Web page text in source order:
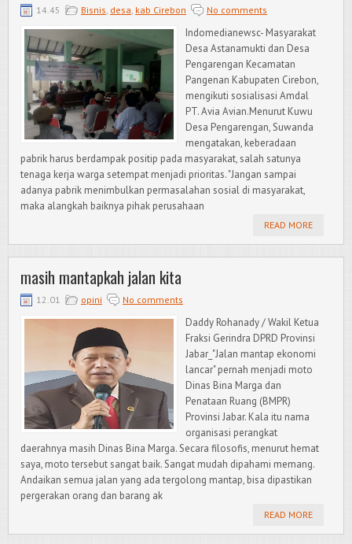
14.45 Bisnis, desa, kab Cirebon No comments
Indomedianewsc- Masyarakat
Desa Astanamukti dan Desa
Pengarengan Kecamatan
Pangenan Kabupaten Cirebon,
mengikuti sosialisasi Amdal
PT. Avia Avian.Menurut Kuwu
Desa Pengarengan, Suwanda
mengatakan, keberadaan
pabrik harus berdampak positip pada masyarakat, salah satunya
tenaga kerja warga setempat menjadi prioritas. "Jangan sampai
adanya pabrik menimbulkan permasalahan sosial di masyarakat,
maka alangkah baiknya pihak perusahaan
READ MORE
masih mantapkah jalan kita
12.01 opini No comments
Daddy Rohanady / Wakil Ketua
Fraksi Gerindra DPRD Provinsi
Jabar_"Jalan mantap ekonomi
lancar" pernah menjadi moto
Dinas Bina Marga dan
Penataan Ruang (BMPR)
Provinsi Jabar. Kala itu nama
organisasi perangkat
daerahnya masih Dinas Bina Marga. Secara filosofis, menurut hemat
saya, moto tersebut sangat baik. Sangat mudah dipahami memang.
Andaikan semua jalan yang ada tergolong mantap, bisa dipastikan
pergerakan orang dan barang ak
READ MORE